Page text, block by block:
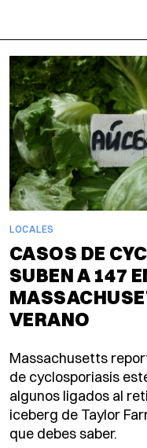
LOCALES
CASOS DE
SUBEN A 147
VERANO
Massachusetts
de cyclosporiasis
algunos ligados al
iceberg de Taylor
que debes saber.